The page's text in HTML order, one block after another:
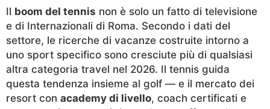
Il boom del tennis non è solo un fatto di televisione
e di Internazionali di Roma. Secondo i dati del
settore, le ricerche di vacanze costruite intorno a
uno sport specifico sono cresciute più di qualsiasi
altra categoria travel nel 2026. Il tennis guida
questa tendenza insieme al golf — e il mercato dei
resort con academy di livello, coach certificati e